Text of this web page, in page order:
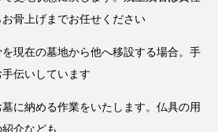
骨上げまでお任せください
現在の墓地から他へ移設する場合。手
伝いしています
に納める作業をいたします。仏具の用
介なども